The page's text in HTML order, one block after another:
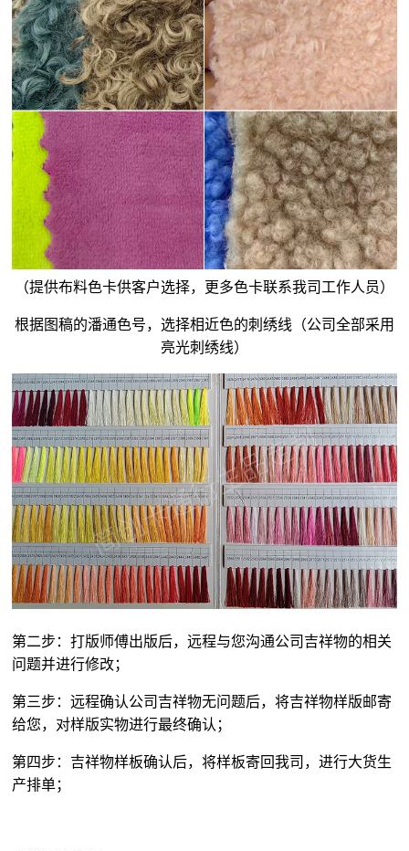
（提供布料色卡供客户选择，更多色卡联系我司工作人员）
根据图稿的潘通色号，选择相近色的刺绣线（公司全部采用
亮光刺绣线）
第二步：打版师傅出版后，远程与您沟通公司吉祥物的相关
问题并进行修改；
第三步：远程确认公司吉祥物无问题后，将吉祥物样版邮寄
给您，对样版实物进行最终确认；
第四步：吉祥物样板确认后，将样板寄回我司，进行大货生
产排单；